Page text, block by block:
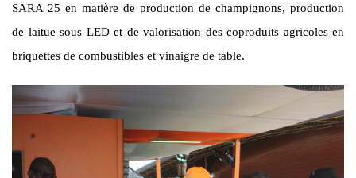
SARA 25 en matière de production de champignons, production
de laitue sous LED et de valorisation des coproduits agricoles en
briquettes de combustibles et vinaigre de table.